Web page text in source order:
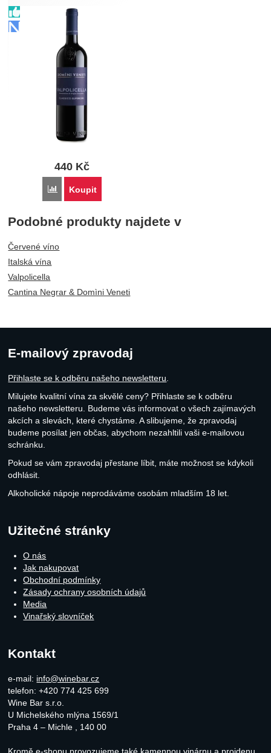
440 Kč
Porovnat
Koupit
Podobné produkty najdete v
Červené víno
Italská vína
Valpolicella
Cantina Negrar & Domìni Veneti
E-mailový zpravodaj
Přihlaste se k odběru našeho newsletteru
Milujete kvalitní vína za skvělé ceny? Přihlaste se k odběru
našeho newsletteru. Budeme vás informovat o všech zajímavých
akcích a slevách, které chystáme. A slibujeme, že zpravodaj
budeme posílat jen občas, abychom nezahltili vaši e-mailovou
schránku.
Pokud se vám zpravodaj přestane líbit, máte možnost se kdykoli
odhlásit.
Alkoholické nápoje neprodáváme osobám mladším 18 let.
Užitečné stránky
O nás
Jak nakupovat
Obchodní podmínky
Zásady ochrany osobních údajů
Media
Vinařský slovníček
Kontakt
e-mail: info@winebar.cz
telefon: +420 774 425 699
Wine Bar s.r.o.
U Michelského mlýna 1569/1
Praha 4 – Michle
140 00